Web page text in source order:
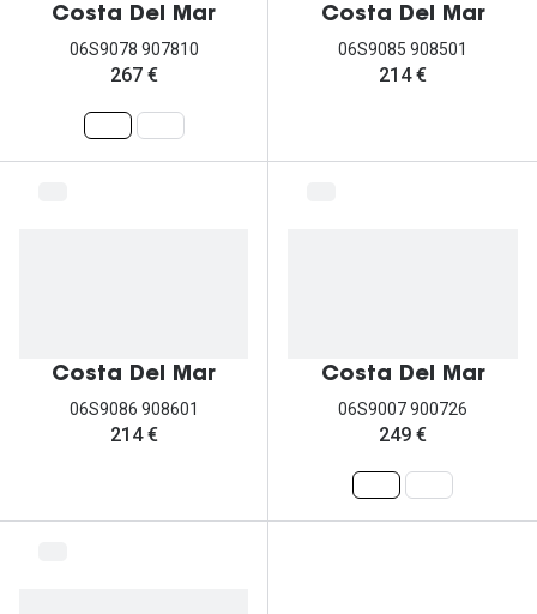
Costa Del Mar
06S9078 907810
267 €
Costa Del Mar
06S9085 908501
214 €
Costa Del Mar
06S9086 908601
214 €
Costa Del Mar
06S9007 900726
249 €